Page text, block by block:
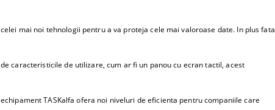
celei mai noi tehnologii pentru a va proteja cele mai valoroase date. In plus fata
de caracteristicile de utilizare, cum ar fi un panou cu ecran tactil, acest
echipament TASKalfa ofera noi niveluri de eficienta pentru companiile care